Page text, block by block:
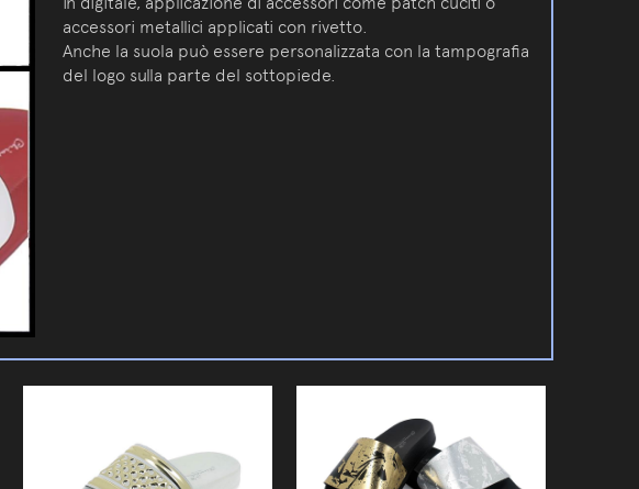
accessori metallici applicati con rivetto.
Anche la suola può essere personalizzata con la tampografia
del logo sulla parte del sottopiede.